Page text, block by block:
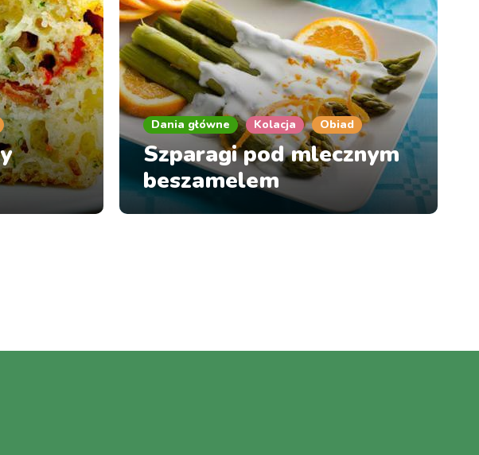
Dania główne Kolacja Obiad
Szparagi pod mlecznym
beszamelem